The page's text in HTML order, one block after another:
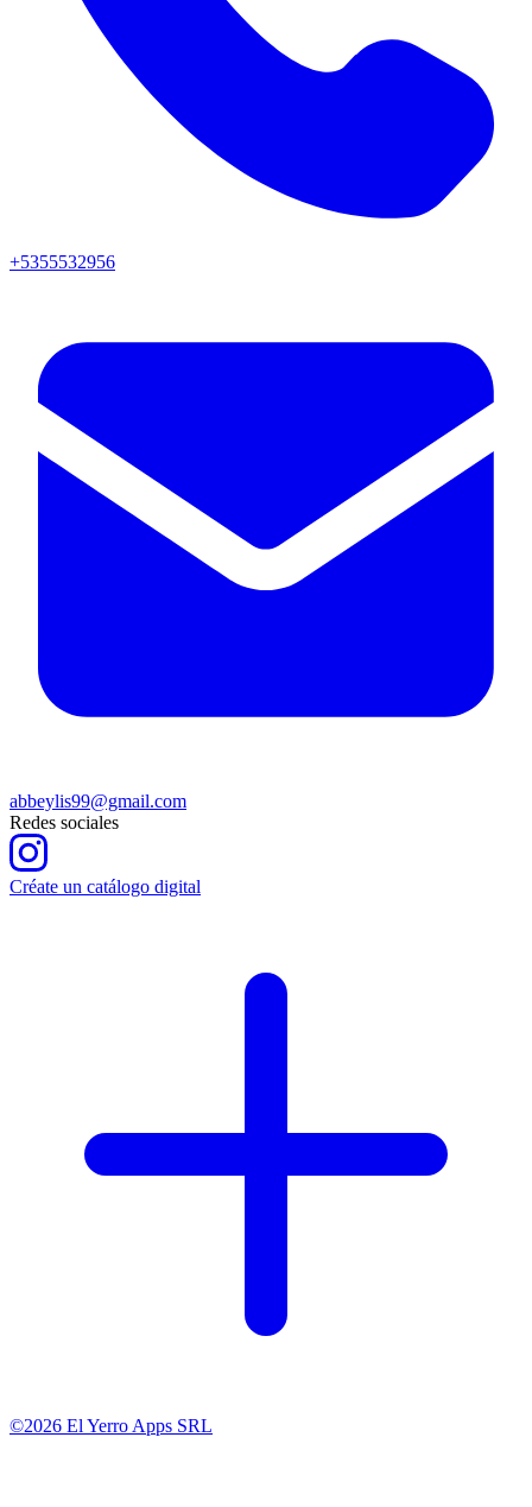
+5355532956
abbeylis99@gmail.com
Redes sociales
Créate un catálogo digital
©2026 El Yerro Apps SRL